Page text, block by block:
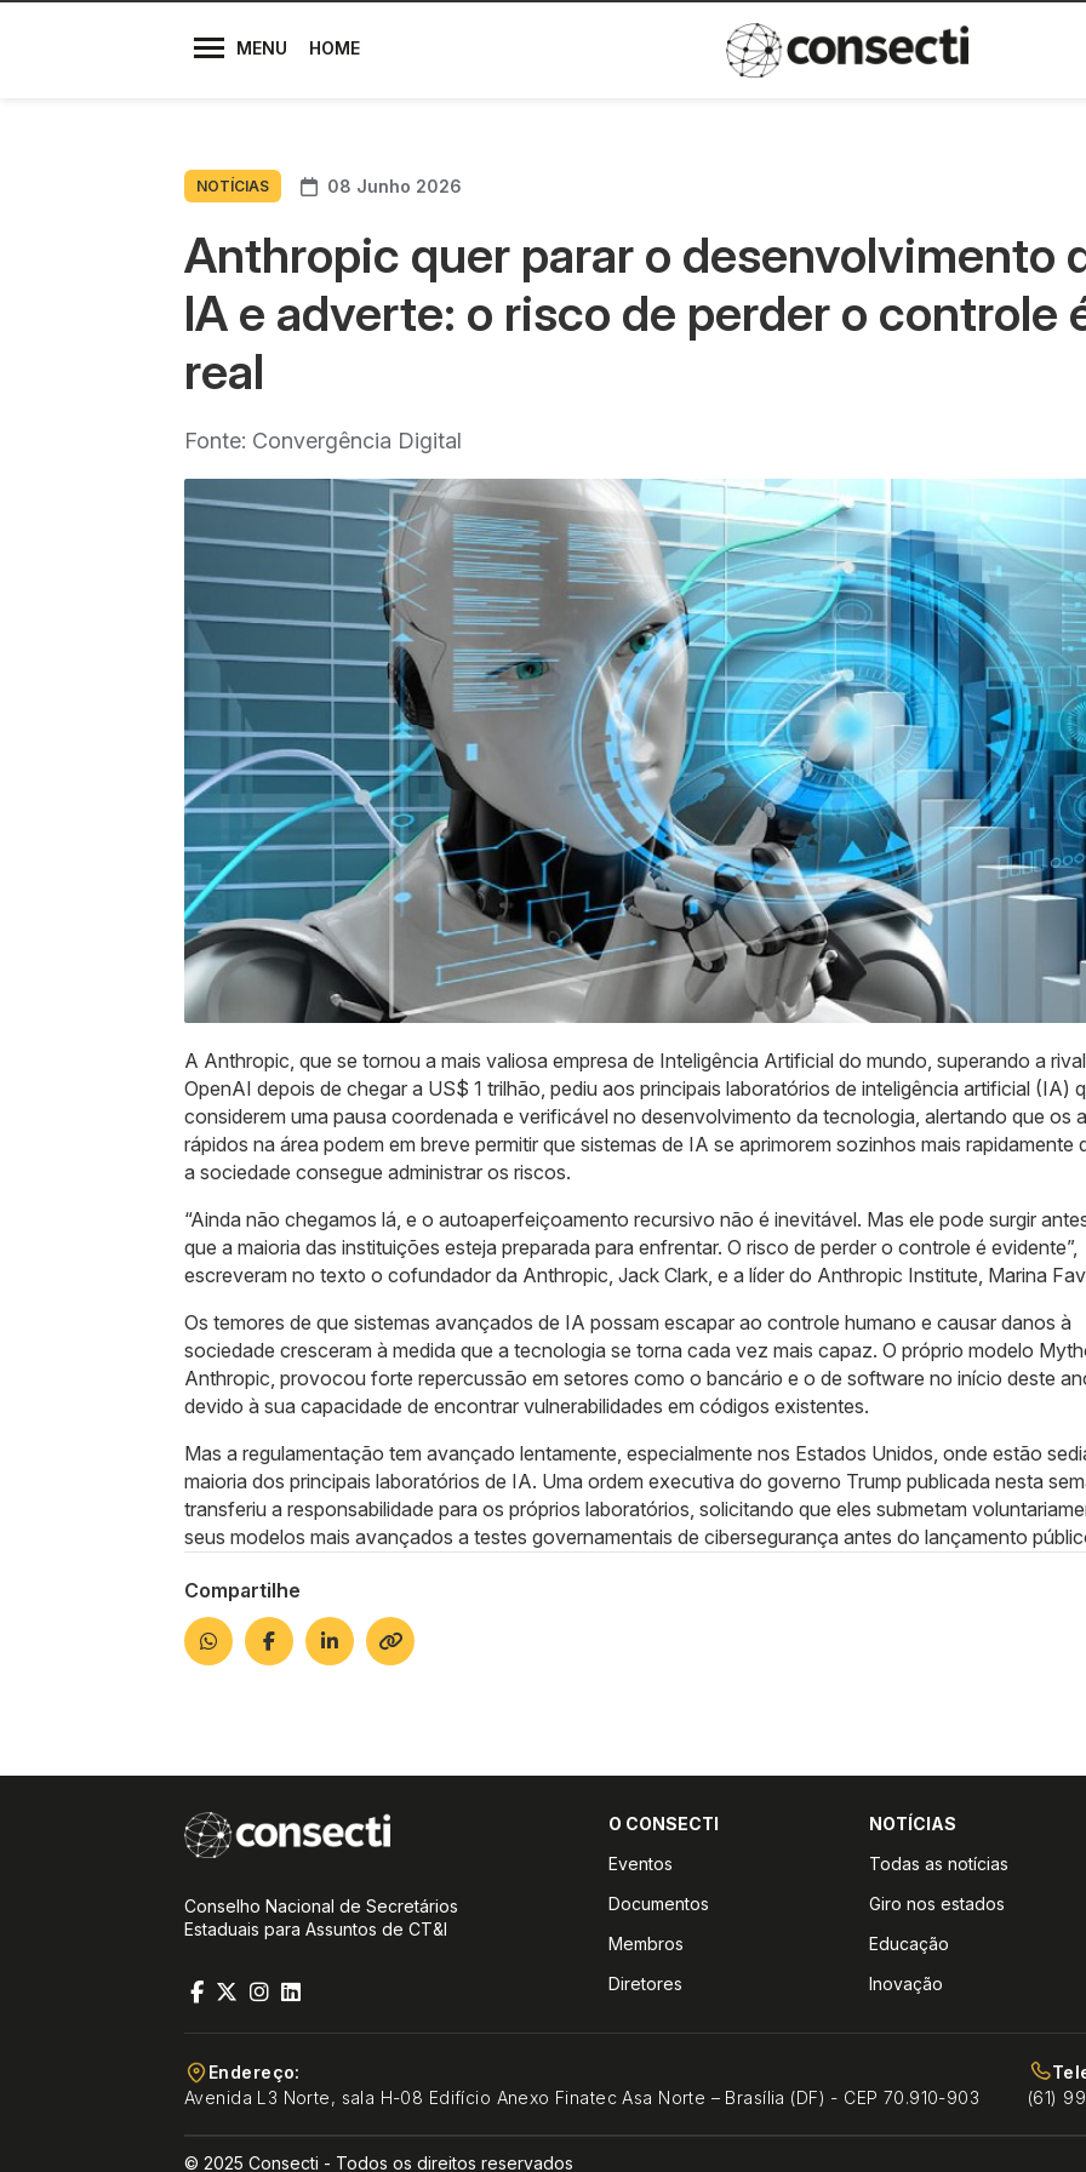
MENU HOME
Diretores
Política de
NOTÍCIAS 08 Junho 2026
Anthropic quer parar o desenvolvimento
IA e adverte: o risco de perder o controle
real
Fonte: Convergência Digital
A Anthropic, que se tornou a mais valiosa empresa de Inteligência Artificial do mundo, superando a rival
OpenAI depois de chegar a US$ 1 trilhão, pediu aos principais laboratórios de inteligência artificial (IA)
considerem uma pausa coordenada e verificável no desenvolvimento da tecnologia, alertando que os
rápidos na área podem em breve permitir que sistemas de IA se aprimorem sozinhos mais rapidamente
a sociedade consegue administrar os riscos.
“Ainda não chegamos lá, e o autoaperfeiçoamento recursivo não é inevitável. Mas ele pode surgir
que a maioria das instituições esteja preparada para enfrentar. O risco de perder o controle é evidente”,
escreveram no texto o cofundador da Anthropic, Jack Clark, e a líder do Anthropic Institute, Marina
Os temores de que sistemas avançados de IA possam escapar ao controle humano e causar danos à
sociedade cresceram à medida que a tecnologia se torna cada vez mais capaz. O próprio modelo
Anthropic, provocou forte repercussão em setores como o bancário e o de software no início deste
devido à sua capacidade de encontrar vulnerabilidades em códigos existentes.
Mas a regulamentação tem avançado lentamente, especialmente nos Estados Unidos, onde estão
maioria dos principais laboratórios de IA. Uma ordem executiva do governo Trump publicada nesta
transferiu a responsabilidade para os próprios laboratórios, solicitando que eles submetam
seus modelos mais avançados a testes governamentais de cibersegurança antes do lançamento
Compartilhe
Conselho Nacional de Secretários
Estaduais para Assuntos de CT&I
O CONSECTI
Eventos
Documentos
Membros
Diretores
NOTÍCIAS
Todas as notícias
Giro nos estados
Educação
Inovação
Endereço:
Avenida L3 Norte, sala H-08 Edifício Anexo Finatec Asa Norte – Brasília (DF) - CEP 70.910-903
(61)
© 2025 Consecti - Todos os direitos reservados